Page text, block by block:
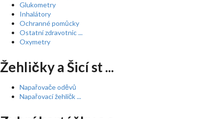
Glukometry
Inhalátory
Ochranné pomůcky
Ostatní zdravotnic ...
Oxymetry
Žehličky a Šicí st ...
Napařovače oděvů
Napařovací žehličk ...